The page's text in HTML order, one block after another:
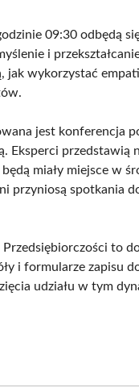
09:30 odbędą
i
jak wykorzystać
jest konferencja
Eksperci
miały miejsce w
przyniosą spotkania
to
i formularze zapisu
udziału w tym